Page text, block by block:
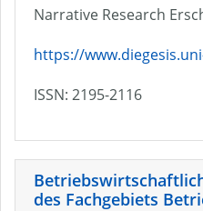
Narrative Research
https://
ISSN: 2195-2116
des Fachgebiets